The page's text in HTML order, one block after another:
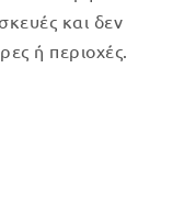
και δεν
ή περιοχές.